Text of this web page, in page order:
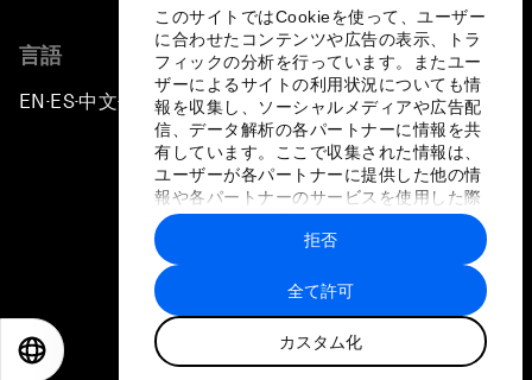
このサイトではCookieを使って、ユーザー
に合わせたコンテンツや広告の表示、トラ
フィックの分析を行っています。またユー
ザーによるサイトの利用状況についても情
報を収集し、ソーシャルメディアや広告配
信、データ解析の各パートナーに情報を共
有しています。ここで収集された情報は、
ユーザーが各パートナーに提供した他の情
報や各パートナーのサービスを使用した際
に収集された情報と組み合わされ、各パー
トナーによって使用されることがありま
す。
全て許可
カスタム化
拒否
言語
EN ▪ES▪中文▪ 日本語
プライバシーポリシーと利用規約
サイトマップ
©
世界経済フォーラム